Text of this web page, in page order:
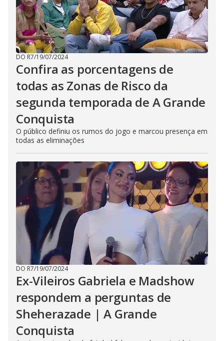
DO R7/19/07/2024
Confira as porcentagens de
todas as Zonas de Risco da
segunda temporada de A Grande
Conquista
O público definiu os rumos do jogo e marcou presença em
todas as eliminações
DO R7/19/07/2024
Ex-Vileiros Gabriela e Madshow
respondem a perguntas de
Sheherazade | A Grande
Conquista